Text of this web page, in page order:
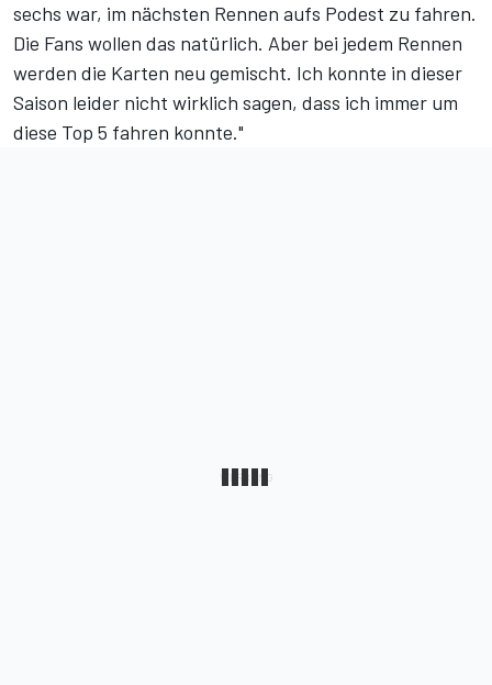
sechs war, im nächsten Rennen aufs Podest zu fahren.
Die Fans wollen das natürlich. Aber bei jedem Rennen
werden die Karten neu gemischt. Ich konnte in dieser
Saison leider nicht wirklich sagen, dass ich immer um
diese Top 5 fahren konnte."